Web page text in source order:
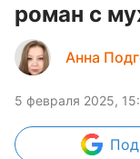
роман с
Анна
5 февраля 2025,